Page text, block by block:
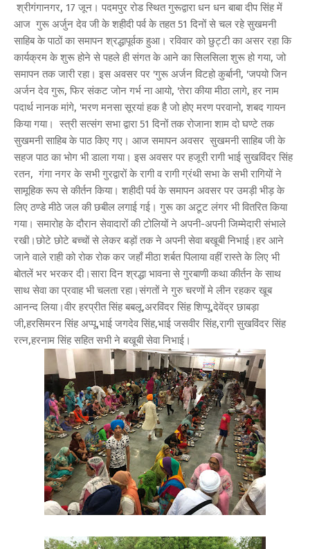
श्रीगंगानगर, 17 जून। पदमपुर रोड स्थित गुरूद्वारा धन धन बाबा दीप सिंह में
आज गुरू अर्जुन देव जी के शहीदी पर्व के तहत 51 दिनों से चल रहे सुखमनी
साहिब के पाठों का समापन श्रद्धापूर्वक हुआ। रविवार को छुट्टी का असर रहा कि
कार्यक्रम के शुरू होने से पहले ही संगत के आने का सिलसिला शुरू हो गया, जो
समापन तक जारी रहा। इस अवसर पर 'गुरू अर्जन विटहो कुर्बानी, 'जपयो जिन
अर्जन देव गुरू, फिर संकट जोन गर्भ ना आयो, 'तेरा कीया मीठा लागे, हर नाम
पदार्थ नानक मांगे, 'मरण मनसा सूरयां हक है जो होए मरण परवानो, शबद गायन
किया गया। स्त्री सत्संग सभा द्वारा 51 दिनों तक रोजाना शाम दो घण्टे तक
सुखमनी साहिब के पाठ किए गए। आज समापन अवसर सुखमनी साहिब जी के
सहज पाठ का भोग भी डाला गया। इस अवसर पर हजूरी रागी भाई सुखविंदर सिंह
रतन, गंगा नगर के सभी गुरद्वारों के रागी व रागी ग्रंथी सभा के सभी रागियों ने
सामूहिक रूप से कीर्तन किया। शहीदी पर्व के समापन अवसर पर उमड़ी भीड़ के
लिए ठण्डे मीठे जल की छबील लगाई गई। गुरू का अटूट लंगर भी वितरित किया
गया। समारोह के दौरान सेवादारों की टोलियों ने अपनी-अपनी जिम्मेदारी संभाले
रखी।छोटे छोटे बच्चों से लेकर बड़ों तक ने अपनी सेवा बखूबी निभाई।हर आने
जाने वाले राही को रोक रोक कर जहाँ मीठा शर्बत पिलाया वहीं रास्ते के लिए भी
बोतलें भर भरकर दी।सारा दिन श्रद्धा भावना से गुरबाणी कथा कीर्तन के साथ
साथ सेवा का प्रवाह भी चलता रहा।संगतों ने गुरु चरणों मे लीन रहकर खूब
आनन्द लिया।वीर हरप्रीत सिंह बबलू,अरविंदर सिंह शिप्पू,देवेंद्र छाबड़ा
जी,हरसिमरन सिंह अप्पू,भाई जगदेव सिंह,भाई जसवीर सिंह,रागी सुखविंदर सिंह
रत्न,हरनाम सिंह सहित सभी ने बखूबी सेवा निभाई।